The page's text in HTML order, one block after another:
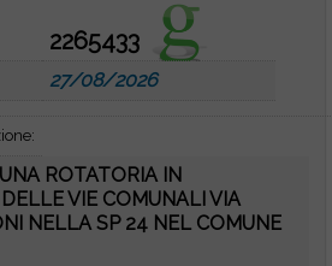
2265433
27/08/2026
ROTATORIA IN
VIE COMUNALI VIA
NELLA SP 24 NEL COMUNE